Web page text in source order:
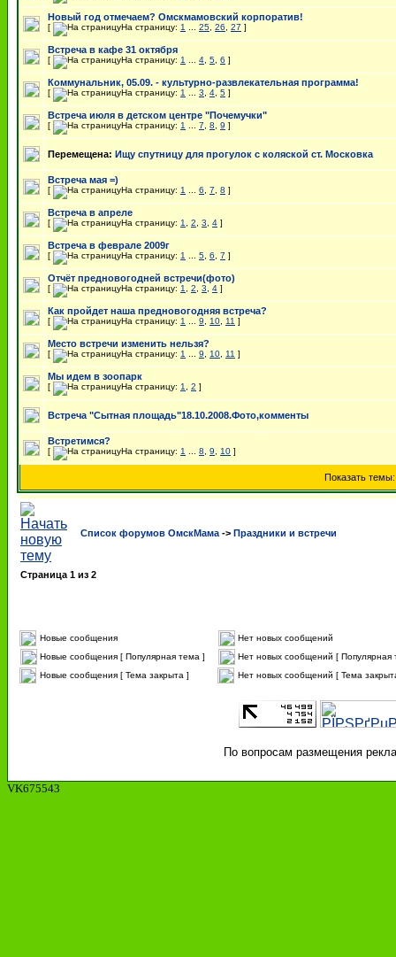
Новый год отмечаем? Омскмамовский корпоратив!
[ На страницу: 1 25 26 27 ]
Встреча в кафе 31 октября
[ На страницу: 1 4 5 6 ]
Коммунальник, 05.09. - культурно-развлекательная программа!
[ На страницу: 1 3 4 5 ]
Встреча июля в детском центре "Почемучки"
[ На страницу: 1 7 8 9 ]
Перемещена: Ищу спутницу для прогулок с коляской ст. Московка
Встреча мая =)
[ На страницу: 1 6 7 8 ]
Встреча в апреле
[ На страницу: 1 2 3 4 ]
Встреча в феврале 2009г
[ На страницу: 1 5 6 7 ]
Отчёт предновогодней встречи(фото)
[ На страницу: 1 2 3 4 ]
Как пройдет наша предновогодняя встреча?
[ На страницу: 1 9 10 11 ]
Место встречи изменить нельзя?
[ На страницу: 1 9 10 11 ]
Мы идем в зоопарк
[ На страницу: 1 2 ]
Встреча "Сытная площадь"18.10.2008.Фото,комменты
Встретимся?
[ На страницу: 1 8 9 10 ]
Показать
Список форумов ОмскМама -> Праздники и встречи
Страница 1 из 2
Новые сообщения
Нет новых сообщений
Новые сообщения [ Популярная тема ]
Нет новых сообщений [ Популярная
Новые сообщения [ Тема закрыта ]
Нет новых сообщений [ Тема
По вопросам размещения
VK675543